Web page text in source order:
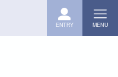
ENTRY MENU